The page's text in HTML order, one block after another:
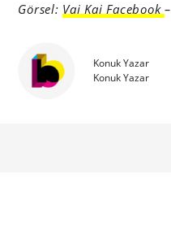
Görsel: Vai Kai Facebook–
Konuk Yazar
Konuk Yazar